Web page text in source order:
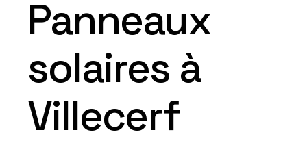
Panneaux
solaires à
Villecerf